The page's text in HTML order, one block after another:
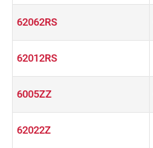
62062RS
62012RS
6005ZZ
62022Z